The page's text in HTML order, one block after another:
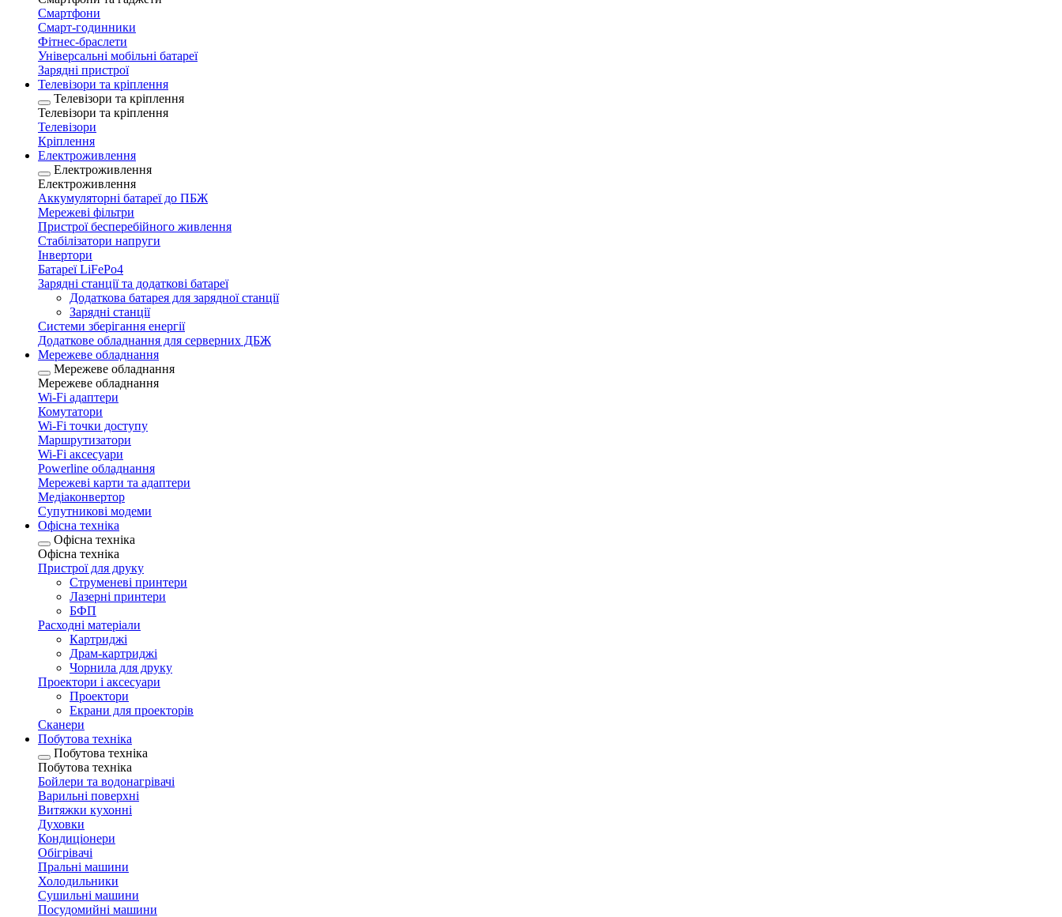
Смартфони
Смарт-годинники
Фітнес-браслети
Універсальні мобільні батареї
Зарядні пристрої
Телевізори та кріплення
Телевізори та кріплення
Телевізори та кріплення
Телевізори
Кріплення
Електроживлення
Електроживлення
Електроживлення
Аккумуляторні батареї до ПБЖ
Мережеві фільтри
Пристрої бесперебійного живлення
Стабілізатори напруги
Інвертори
Батареї LiFePo4
Зарядні станції та додаткові батареї
Додаткова батарея для зарядної станції
Зарядні станції
Системи зберігання енергії
Додаткове обладнання для серверних ДБЖ
Мережеве обладнання
Мережеве обладнання
Мережеве обладнання
Wi-Fi адаптери
Комутатори
Wi-Fi точки доступу
Маршрутизатори
Wi-Fi аксесуари
Рowerline обладнання
Мережеві карти та адаптери
Медіаконвертор
Супутникові модеми
Офісна техніка
Офісна техніка
Офісна техніка
Пристрої для друку
Струменеві принтери
Лазерні принтери
БФП
Расходні матеріали
Картриджі
Драм-картриджі
Чорнила для друку
Проектори і аксесуари
Проектори
Екрани для проекторів
Сканери
Побутова техніка
Побутова техніка
Побутова техніка
Бойлери та водонагрівачі
Варильні поверхні
Витяжки кухонні
Духовки
Кондиціонери
Обігрівачі
Пральні машини
Холодильники
Сушильні машини
Посудомийні машини